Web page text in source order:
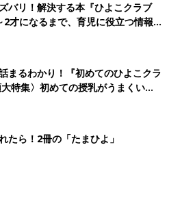
バリ！解決する本『ひよこクラブ
才になるまで、育児に役立つ情報が
まるわかり！『初めてのひよこクラ
特集〉初めての授乳がうまくい
ルクの基本と夏のトラブル 解決テ
たら！2冊の「たまひよ」